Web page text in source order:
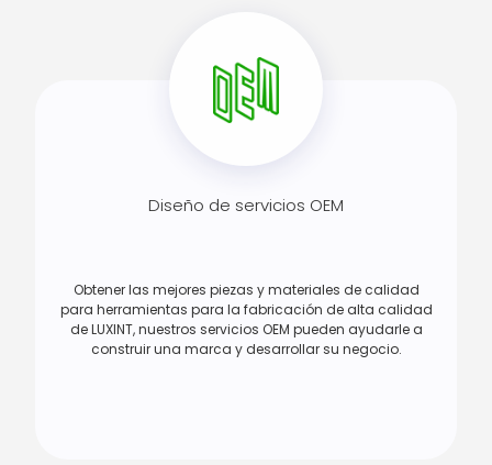
Diseño de servicios OEM
Obtener las mejores piezas y materiales de calidad
para herramientas para la fabricación de alta calidad
de LUXINT, nuestros servicios OEM pueden ayudarle a
construir una marca y desarrollar su negocio.